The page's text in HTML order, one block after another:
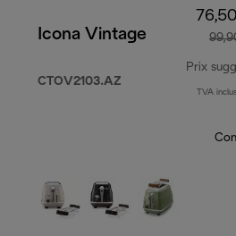
209,90 €
Icona Vintage
CTOV2103.AZ
Prix
TVA